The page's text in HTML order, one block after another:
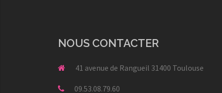
NOUS CONTACTER
41 avenue de Rangueil 31400 Toulouse
09.53.08.79.60